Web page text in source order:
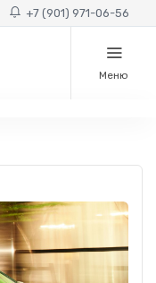
+7 (901) 971-06-56
Меню